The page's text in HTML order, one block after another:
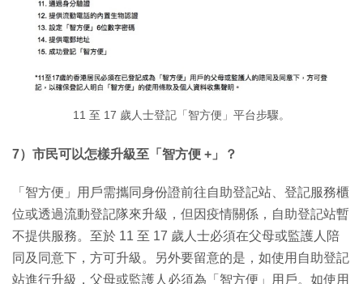
11 至 17 歲人士登記「智方便」平台步驟。
7）市民可以怎樣升級至「智方便 +」？
「智方便」用戶需攜同身份證前往自助登記站、登記服務櫃
位或透過流動登記隊來升級，但因疫情關係，自助登記站暫
不提供服務。至於 11 至 17 歲人士必須在父母或監護人陪
同及同意下，方可升級。另外要留意的是，如使用自助登記
站進行升級，父母或監護人必須為「智方便」用戶。如使用